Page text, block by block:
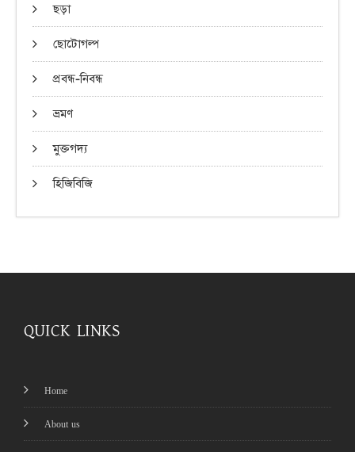
ছড়া
ছোটোগল্প
প্রবন্ধ-নিবন্ধ
ভ্রমণ
মুক্তগদ্য
হিজিবিজি
QUICK LINKS
Home
About us